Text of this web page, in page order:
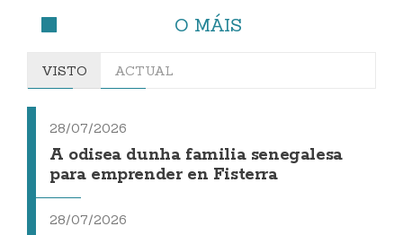
O MÁIS
VISTO ACTUAL
28/07/2026
A odisea dunha familia senegalesa
para emprender en Fisterra
28/07/2026